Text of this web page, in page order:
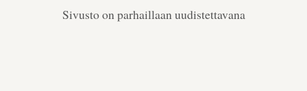
Sivusto on parhaillaan uudistettavana